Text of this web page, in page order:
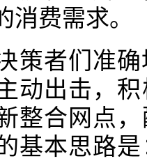
费需求。
策者们准
动出击，
整合网点
基本思路